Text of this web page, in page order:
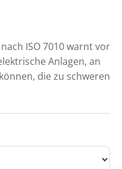
ISO 7010 warnt vor
Anlagen, an
die zu schweren